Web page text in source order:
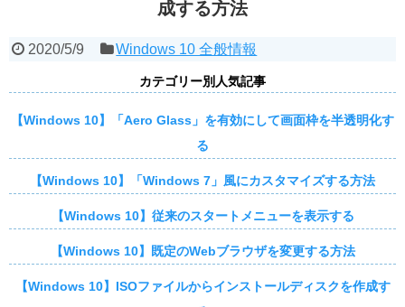
成する方法
2020/5/9 Windows 10 全般情報
カテゴリー別人気記事
【Windows 10】「Aero Glass」を有効にして画面枠を半透明化す
る
【Windows 10】「Windows 7」風にカスタマイズする方法
【Windows 10】従来のスタートメニューを表示する
【Windows 10】既定のWebブラウザを変更する方法
【Windows 10】ISOファイルからインストールディスクを作成す